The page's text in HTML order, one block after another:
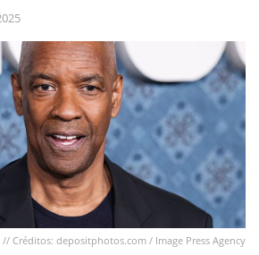
Créditos: depositphotos.com / Image Press Agency